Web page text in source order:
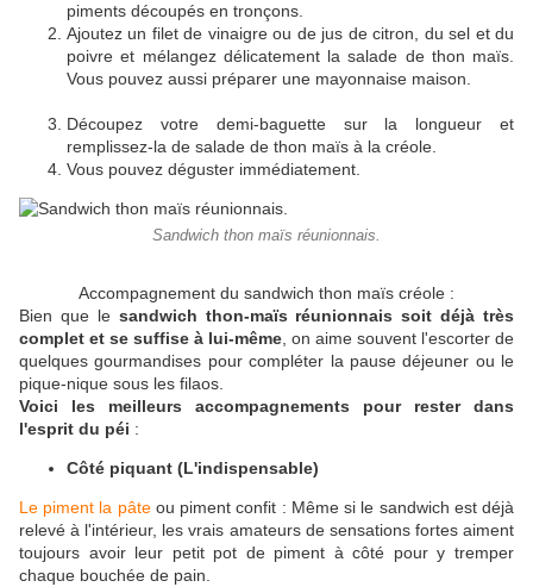
piments découpés en tronçons.
Ajoutez un filet de vinaigre ou de jus de citron, du sel et du
poivre et mélangez délicatement la salade de thon maïs.
Vous pouvez aussi préparer une mayonnaise maison.
Découpez votre demi-baguette sur la longueur et
remplissez-la de salade de thon maïs à la créole.
Vous pouvez déguster immédiatement.
Sandwich thon maïs réunionnais.
Accompagnement du sandwich thon maïs créole :
Bien que le sandwich thon-maïs réunionnais soit déjà très
complet et se suffise à lui-même , on aime souvent l'escorter de
quelques gourmandises pour compléter la pause déjeuner ou le
pique-nique sous les filaos.
Voici les meilleurs accompagnements pour rester dans
l'esprit du péi :
Côté piquant (L'indispensable)
Le piment la pâteou piment confit : Même si le sandwich est déjà
relevé à l'intérieur, les vrais amateurs de sensations fortes aiment
toujours avoir leur petit pot de piment à côté pour y tremper
chaque bouchée de pain.